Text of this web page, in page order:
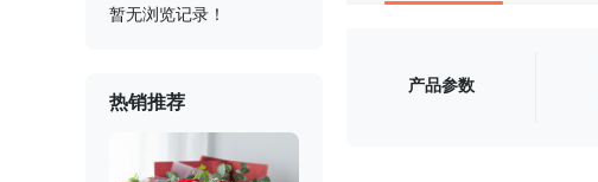
暂无浏览记录！
热销推荐
产品参数